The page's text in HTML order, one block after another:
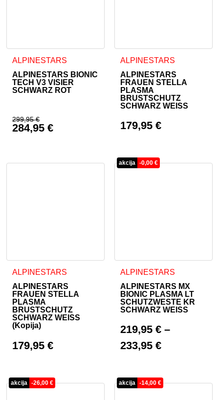
ALPINESTARS
ALPINESTARS BIONIC
TECH V3 VISIER
SCHWARZ ROT
299,95€
Ursprünglicher Preis war: 299,95 €
284,95€
Dieses Produkt weist mehrere Varianten auf. Die
ALPINESTARS
ALPINESTARS
FRAUEN STELLA
PLASMA
BRUSTSCHUTZ
SCHWARZ WEISS
179,95 €
Dieses Produkt weist
ALPINESTARS
ALPINESTARS
FRAUEN STELLA
PLASMA
BRUSTSCHUTZ
SCHWARZ WEISS
(Kopija)
179,95€
Dieses Produkt weist mehrere Varianten auf. Die
akcija -0,00 €
ALPINESTARS
ALPINESTARS MX
BIONIC PLASMA LT
SCHUTZWESTE KR
SCHWARZ WEISS
219,95 € –
233,95 €
Dieses Produkt weist
akcija -26,00€ akcija -14,00 €